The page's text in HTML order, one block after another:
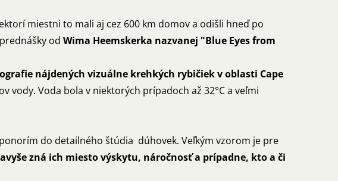
miestni to mali aj cez 600 km domov a odišli hneď po
od Wima Heemskerka nazvanej "Blue Eyes from
nájdených vizuálne krehkých rybičiek v oblasti Cape
Voda bola v niektorých prípadoch až 32°C a veľmi
do detailného štúdia dúhovek. Veľkým vzorom je pre
zná ich miesto výskytu, náročnosť a prípadne, kto a či